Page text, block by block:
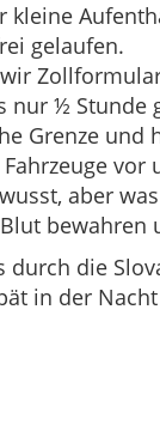
gelaufen.
nur ½ Stunde
Grenze und
vor
aber
bewahren
die
in der